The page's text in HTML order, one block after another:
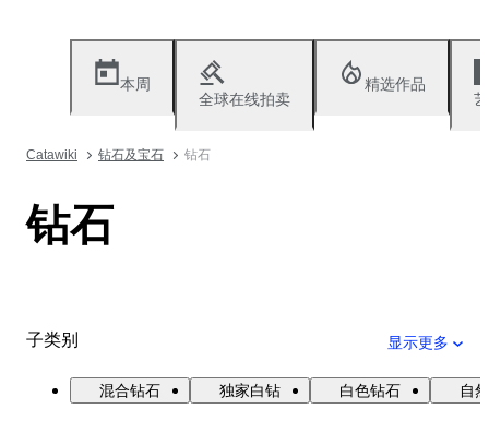
本周
全球在线拍卖
精选作品
Catawiki 钻石及宝石 钻石
钻石
子类别 显示更多
混合钻石 独家白钻 白色钻石 自